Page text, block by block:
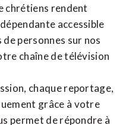
chrétiens rendent
accessible
personnes sur nos
chaîne de télévision
chaque reportage,
grâce à votre
permet de répondre à